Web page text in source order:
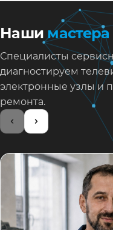
Нашимастера
Специалисты
диагностируем
электронные узлы и
ремонта.